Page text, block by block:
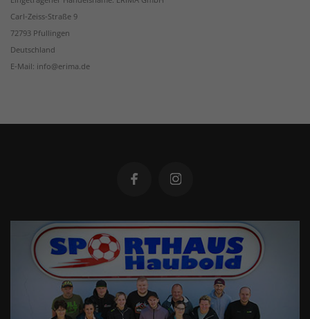
Carl-Zeiss-Straße 9
72793 Pfullingen
Deutschland
E-Mail: info@erima.de